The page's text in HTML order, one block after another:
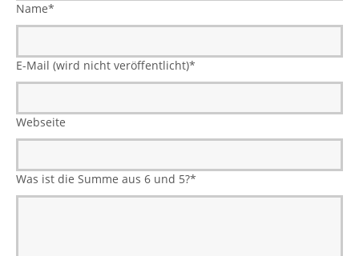
Name*
E-Mail (wird nicht veröffentlicht)*
Webseite
Was ist die Summe aus 6 und 5?*